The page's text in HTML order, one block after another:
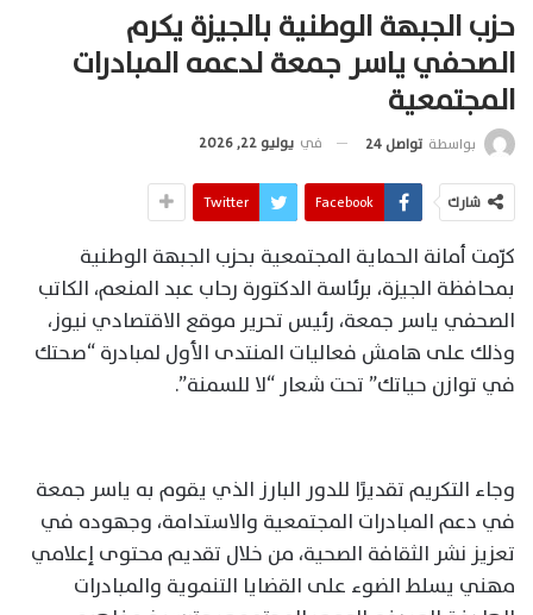
حزب الجبهة الوطنية بالجيزة يكرم
الصحفي ياسر جمعة لدعمه المبادرات
المجتمعية
بواسطة تواصل 24 في يوليو 22, 2026
شارك Facebook
Twitter
كرّمت أمانة الحماية المجتمعية بحزب الجبهة الوطنية
بمحافظة الجيزة، برئاسة الدكتورة رحاب عبد المنعم، الكاتب
الصحفي ياسر جمعة، رئيس تحرير موقع الاقتصادي نيوز،
وذلك على هامش فعاليات المنتدى الأول لمبادرة “صحتك
في توازن حياتك” تحت شعار “لا للسمنة”.
وجاء التكريم تقديرًا للدور البارز الذي يقوم به ياسر جمعة
في دعم المبادرات المجتمعية والاستدامة، وجهوده في
تعزيز نشر الثقافة الصحية، من خلال تقديم محتوى إعلامي
مهني يسلط الضوء على القضايا التنموية والمبادرات